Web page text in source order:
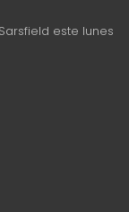
este lunes